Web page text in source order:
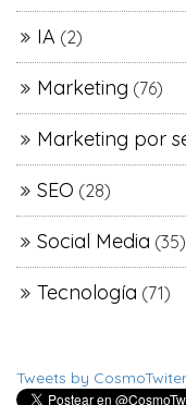
IA (2)
Marketing (76)
Marketing por
SEO (28)
Social Media (35)
Tecnología (71)
Tweets by